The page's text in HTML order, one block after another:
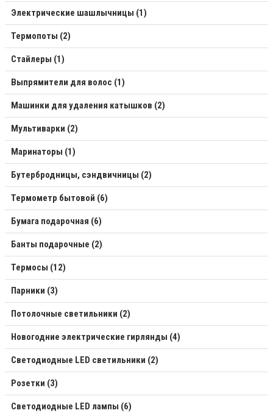
Электрические шашлычницы (1)
Термопоты (2)
Стайлеры (1)
Выпрямители для волос (1)
Машинки для удаления катышков (2)
Мультиварки (2)
Маринаторы (1)
Бутербродницы, сэндвичницы (2)
Термометр бытовой (6)
Бумага подарочная (6)
Банты подарочные (2)
Термосы (12)
Парники (3)
Потолочные светильники (2)
Новогодние электрические гирлянды (4)
Светодиодные LED светильники (2)
Розетки (3)
Светодиодные LED лампы (6)